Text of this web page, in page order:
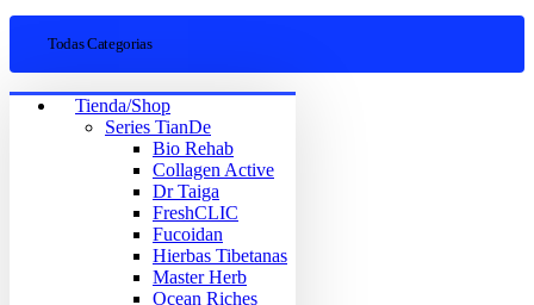
Todas Categorias
Tienda/Shop
Series TianDe
Bio Rehab
Collagen Active
Dr Taiga
FreshCLIC
Fucoidan
Hierbas Tibetanas
Master Herb
Ocean Riches